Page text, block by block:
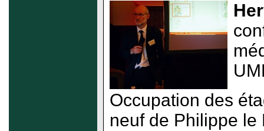
Occupation des
neuf de Philippe le